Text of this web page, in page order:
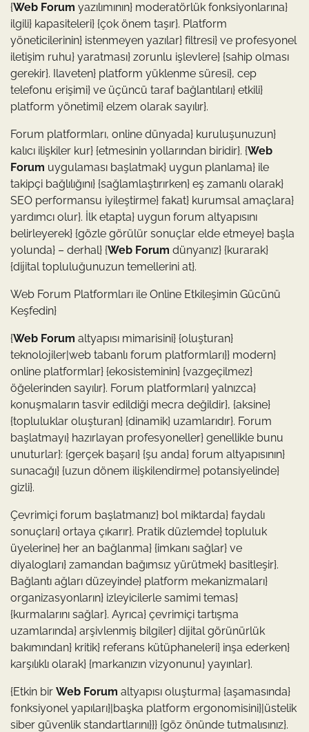
{Web Forum yazılımının} moderatörlük fonksiyonlarına}
ilgili} kapasiteleri} {çok önem taşır}. Platform
yöneticilerinin} istenmeyen yazılar} filtresi} ve profesyonel
iletişim ruhu} yaratması} zorunlu işlevlere} {sahip olması
gerekir}. Ilaveten} platform yüklenme süresi}, cep
telefonu erişimi} ve üçüncü taraf bağlantıları} etkili}
platform yönetimi} elzem olarak sayılır}.
Forum platformları, online dünyada} kuruluşunuzun}
kalıcı ilişkiler kur} {etmesinin yollarından biridir}. {Web
Forum uygulaması başlatmak} uygun planlama} ile
takipçi bağlılığını} {sağlamlaştırırken} eş zamanlı olarak}
SEO performansu iyileştirme} fakat} kurumsal amaçlara}
yardımcı olur}. İlk etapta} uygun forum altyapısını
belirleyerek} {gözle görülür sonuçlar elde etmeye} başla
yolunda} – derhal} {Web Forum dünyanız} {kurarak}
{dijital topluluğunuzun temellerini at}.
Web Forum Platformları ile Online Etkileşimin Gücünü
Keşfedin}
{Web Forum altyapısı mimarisini} {oluşturan}
teknolojiler|web tabanlı forum platformları}} modern}
online platformlar} {ekosisteminin} {vazgeçilmez}
öğelerinden sayılır}. Forum platformları} yalnızca}
konuşmaların tasvir edildiği mecra değildir}, {aksine}
{topluluklar oluşturan} {dinamik} uzamlarıdır}. Forum
başlatmayı} hazırlayan profesyoneller} genellikle bunu
unuturlar}: {gerçek başarı} {şu anda} forum altyapısının}
sunacağı} {uzun dönem ilişkilendirme} potansiyelinde}
gizli}.
Çevrimiçi forum başlatmanız} bol miktarda} faydalı
sonuçları} ortaya çıkarır}. Pratik düzlemde} topluluk
üyelerine} her an bağlanma} {imkanı sağlar} ve
diyalogları} zamandan bağımsız yürütmek} basitleşir}.
Bağlantı ağları düzeyinde} platform mekanizmaları}
organizasyonların} izleyicilerle samimi temas}
{kurmalarını sağlar}. Ayrıca} çevrimiçi tartışma
uzamlarında} arşivlenmiş bilgiler} dijital görünürlük
bakımından} kritik} referans kütüphaneleri} inşa ederken}
karşılıklı olarak} {markanızın vizyonunu} yayınlar}.
{Etkin bir Web Forum altyapısı oluşturma} {aşamasında}
fonksiyonel yapıları}|başka platform ergonomisini}|üstelik
siber güvenlik standartlarını}}} {göz önünde tutmalısınız}.